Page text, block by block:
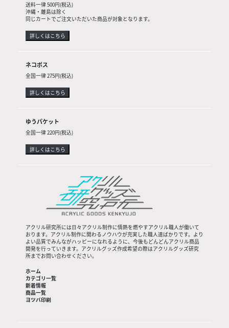
送料一律 500円(税込)
沖縄・離島は除く
同じカートでご注文いただいた商品が対象となります。
詳しくはこちら
ネコポス
全国一律 275円(税込)
詳しくはこちら
ゆうパケット
全国一律 220円(税込)
詳しくはこちら
アクリル研究所には日々アクリル制作に情熱を燃やすアクリル職人が働いて
おります。アクリル制作に関わるノウハウが充実した職人達ばかりです。より
よい品質でみんながハッピーになれるように、今後もどんどんアクリル商品
開発を行っていきます。アクリルグッズ作成希望の際はアクリルグッズ研究
所までお問い合わせください。
ホーム
カテゴリ一覧
新着情報
商品一覧
ヨツバ印刷